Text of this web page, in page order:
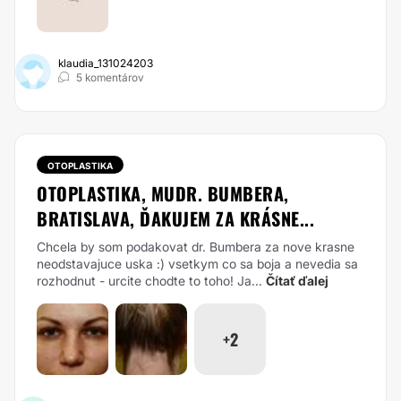
klaudia_131024203
5 komentárov
OTOPLASTIKA
OTOPLASTIKA, MUDR. BUMBERA,
BRATISLAVA, ĎAKUJEM ZA KRÁSNE...
Chcela by som podakovat dr. Bumbera za nove krasne
neodstavajuce uska :) vsetkym co sa boja a nevedia sa
rozhodnut - urcite chodte to toho! Ja... Čítať ďalej
+2